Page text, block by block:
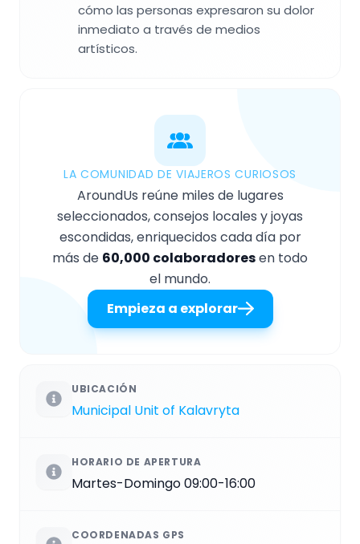
cómo las personas expresaron su dolor
inmediato a través de medios
artísticos.
LA COMUNIDAD DE VIAJEROS CURIOSOS
AroundUs reúne miles de lugares
seleccionados, consejos locales y joyas
escondidas, enriquecidos cada día por
más de 60,000 colaboradoresen todo
el mundo.
Empieza a explorar
UBICACIÓN
Municipal Unit of Kalavryta
HORARIO DE APERTURA
Martes-Domingo 09:00-16:00
COORDENADAS GPS